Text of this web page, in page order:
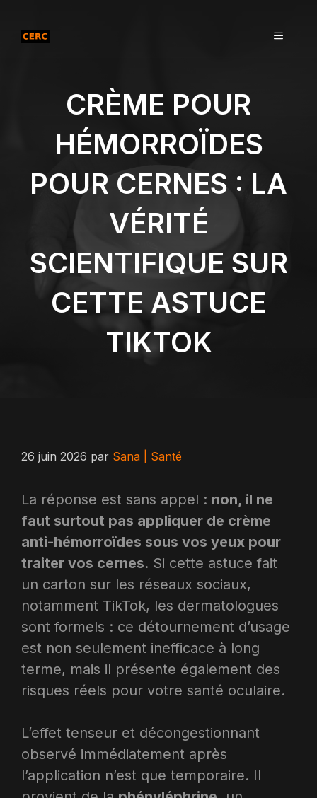
contenu
MENU
CRÈME POUR
HÉMORROÏDES
POUR CERNES : LA
VÉRITÉ
SCIENTIFIQUE SUR
CETTE ASTUCE
TIKTOK
26 juin 2026 par Sana | Santé
La réponse est sans appel : non, il ne
faut surtout pas appliquer de crème
anti-hémorroïdes sous vos yeux pour
traiter vos cernes. Si cette astuce fait
un carton sur les réseaux sociaux,
notamment TikTok, les dermatologues
sont formels : ce détournement d’usage
est non seulement inefficace à long
terme, mais il présente également des
risques réels pour votre santé oculaire.
L’effet tenseur et décongestionnant
observé immédiatement après
l’application n’est que temporaire. Il